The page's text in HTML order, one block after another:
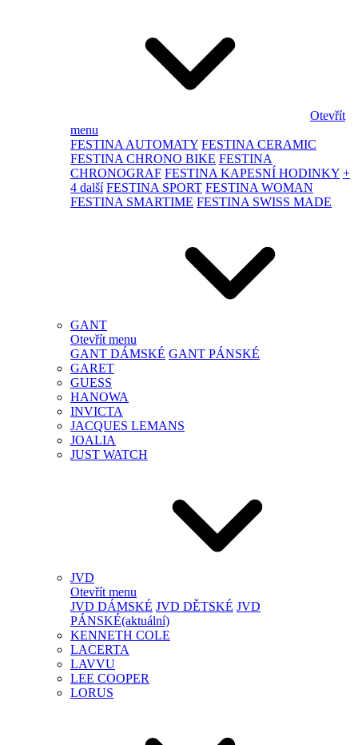
Otevřít
menu
FESTINA AUTOMATY FESTINA CERAMIC
FESTINA CHRONO BIKE FESTINA
CHRONOGRAF FESTINA KAPESNÍ HODINKY +
4 další FESTINA SPORT FESTINA WOMAN
FESTINA SMARTIME FESTINA SWISS MADE
GANT
Otevřít menu
GANT DÁMSKÉ GANT PÁNSKÉ
GARET
GUESS
HANOWA
INVICTA
JACQUES LEMANS
JOALIA
JUST WATCH
JVD
Otevřít menu
JVD DÁMSKÉ JVD DĚTSKÉ JVD
PÁNSKÉ(aktuální)
KENNETH COLE
LACERTA
LAVVU
LEE COOPER
LORUS